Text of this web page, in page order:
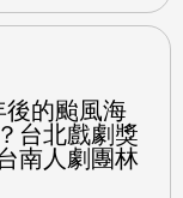
後的颱風海
台北戲劇獎
南人劇團林